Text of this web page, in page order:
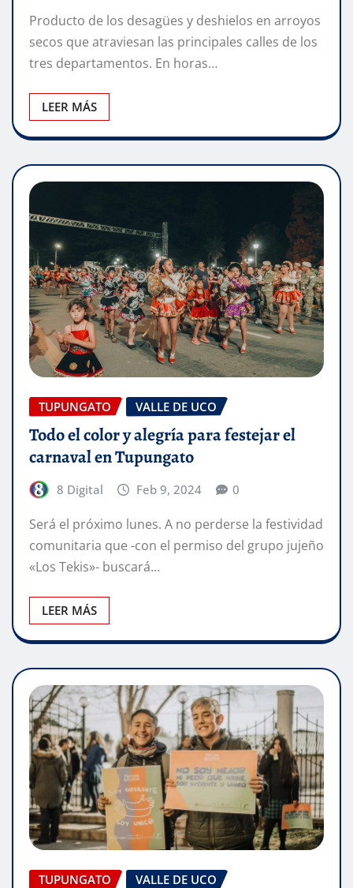
Producto de los desagües y deshielos en arroyos
secos que atraviesan las principales calles de los
tres departamentos. En horas…
LEER MÁS
TUPUNGATO VALLE DE UCO
Todo el color y alegría para festejar el
carnaval en Tupungato
8 Digital Feb 9, 2024 0
Será el próximo lunes. A no perderse la festividad
comunitaria que -con el permiso del grupo jujeño
«Los Tekis»- buscará…
LEER MÁS
TUPUNGATO VALLE DE UCO